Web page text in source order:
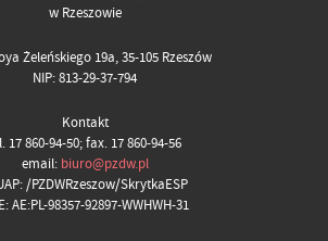
w Rzeszowie
Żeleńskiego 19a, 35-105 Rzeszów
NIP: 813-29-37-794
Kontakt
17 860-94-50; fax. 17 860-94-56
email: biuro@pzdw.pl
/PZDWRzeszow/SkrytkaESP
AE:PL-98357-92897-WWHWH-31